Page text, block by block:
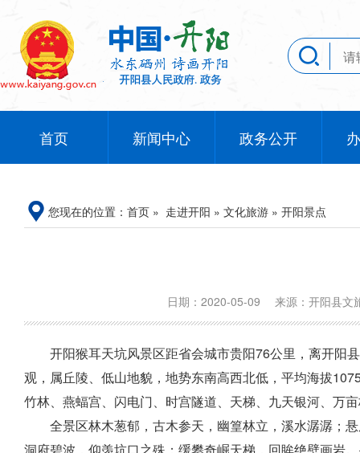
首页 新闻中心 政务公开
您现在的位置： 首页 » 走进开阳 » 文化旅游 » 开阳景点
日期：2020-05-09 来源：开阳县
开阳猴耳天坑风景区距省会城市贵阳76公里，离开阳
观，属丘陵、低山地貌，地势东南高西北低，平均海拔
竹林、燕蝠宫、闪电门、时宫隧道、天梯、九天银河、万
全景区林木葱郁，古木参天，幽篁林立，溪水潺潺；